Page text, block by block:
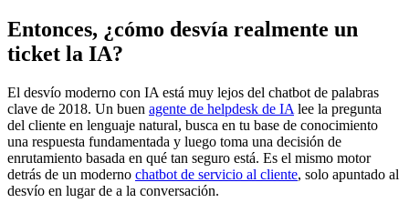
Entonces, ¿cómo desvía realmente un
ticket la IA?
El desvío moderno con IA está muy lejos del chatbot de palabras
clave de 2018. Un buen agente de helpdesk de IA lee la pregunta
del cliente en lenguaje natural, busca en tu base de conocimiento
una respuesta fundamentada y luego toma una decisión de
enrutamiento basada en qué tan seguro está. Es el mismo motor
detrás de un moderno chatbot de servicio al cliente, solo apuntado al
desvío en lugar de a la conversación.